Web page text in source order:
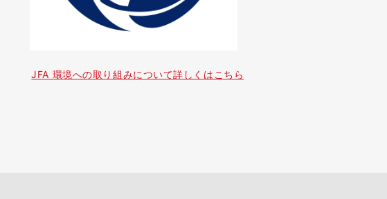
JFA 環境への取り組みについて詳しくはこちら